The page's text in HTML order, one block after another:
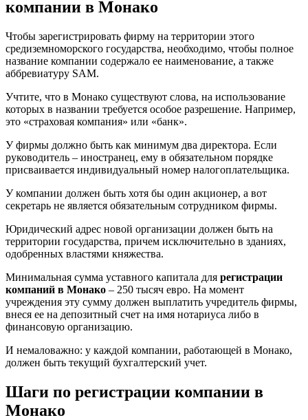
компании в Монако
Чтобы зарегистрировать фирму на территории этого
средиземноморского государства, необходимо, чтобы полное
название компании содержало ее наименование, а также
аббревиатуру SAM.
Учтите, что в Монако существуют слова, на использование
которых в названии требуется особое разрешение. Например,
это «страховая компания» или «банк».
У фирмы должно быть как минимум два директора. Если
руководитель – иностранец, ему в обязательном порядке
присваивается индивидуальный номер налогоплательщика.
У компании должен быть хотя бы один акционер, а вот
секретарь не является обязательным сотрудником фирмы.
Юридический адрес новой организации должен быть на
территории государства, причем исключительно в зданиях,
одобренных властями княжества.
Минимальная сумма уставного капитала для регистрации
компаний в Монако – 250 тысяч евро. На момент
учреждения эту сумму должен выплатить учредитель фирмы,
внеся ее на депозитный счет на имя нотариуса либо в
финансовую организацию.
И немаловажно: у каждой компании, работающей в Монако,
должен быть текущий бухгалтерский учет.
Шаги по регистрации компании в
Монако